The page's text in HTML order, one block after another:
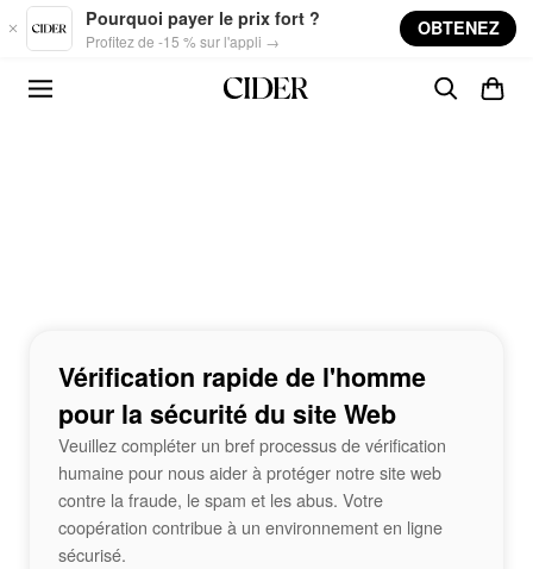
Skip to main content
Pourquoi payer le prix fort ?
Profitez de -15 % sur l'appli →
OBTENEZ
Vérification rapide de l'homme
pour la sécurité du site Web
Veuillez compléter un bref processus de vérification
humaine pour nous aider à protéger notre site web
contre la fraude, le spam et les abus. Votre
coopération contribue à un environnement en ligne
sécurisé.